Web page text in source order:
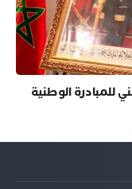
للمبادرة الوطنية